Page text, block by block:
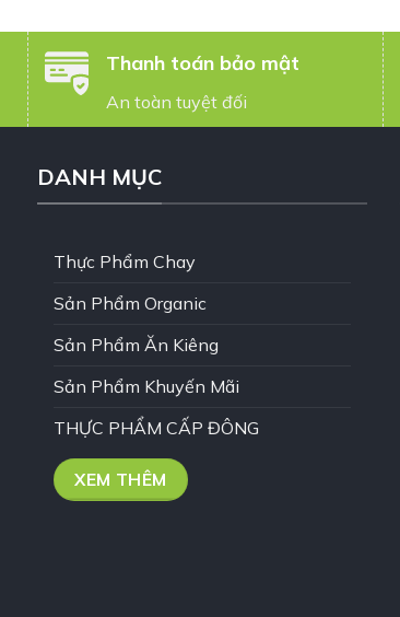
Thanh toán bảo mật
An toàn tuyệt đối
DANH MỤC
Thực Phẩm Chay
Sản Phẩm Organic
Sản Phẩm Ăn Kiêng
Sản Phẩm Khuyến Mãi
THỰC PHẨM CẤP ĐÔNG
XEM THÊM